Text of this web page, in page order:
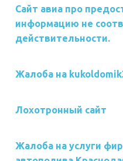
Сайт авиа про
информацию не
действительности.
Жалоба на
Лохотронный сайт
Жалоба на услуги